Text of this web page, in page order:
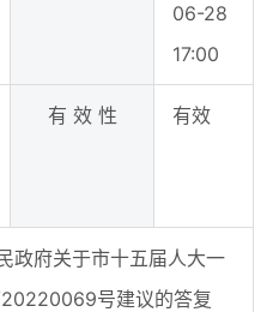
06-28
17:00
有 效 性 有效
政府关于市十五届人大一
号建议的答复